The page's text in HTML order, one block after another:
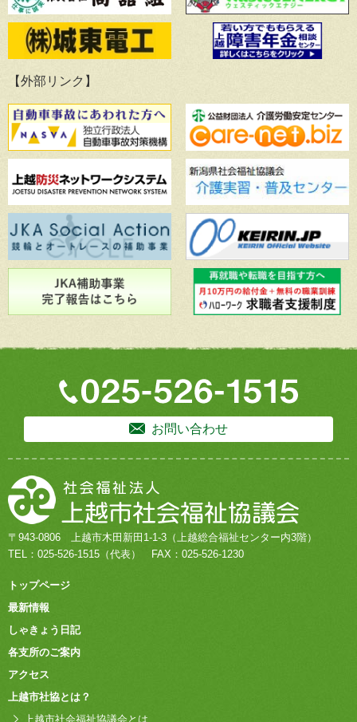
【外部リンク】
お問い合わせ
〒943-0806 上越市木田新田1-1-3 （上越総合福祉センター内3階）
TEL： 025-526-1515 （代表） FAX：025-526-1230
トップページ
最新情報
しゃきょう日記
各支所のご案内
アクセス
上越市社協とは？
上越市社会福祉協議会とは